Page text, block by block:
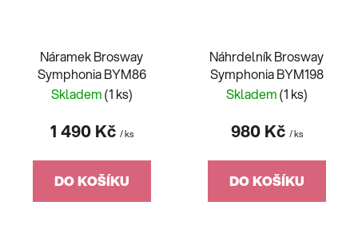
Náramek Brosway
Symphonia BYM86
Skladem(1 ks)
1 490 Kč / ks
DO KOŠÍKU
Náhrdelník Brosway
Symphonia BYM198
Skladem(1 ks)
980 Kč / ks
DO KOŠÍKU